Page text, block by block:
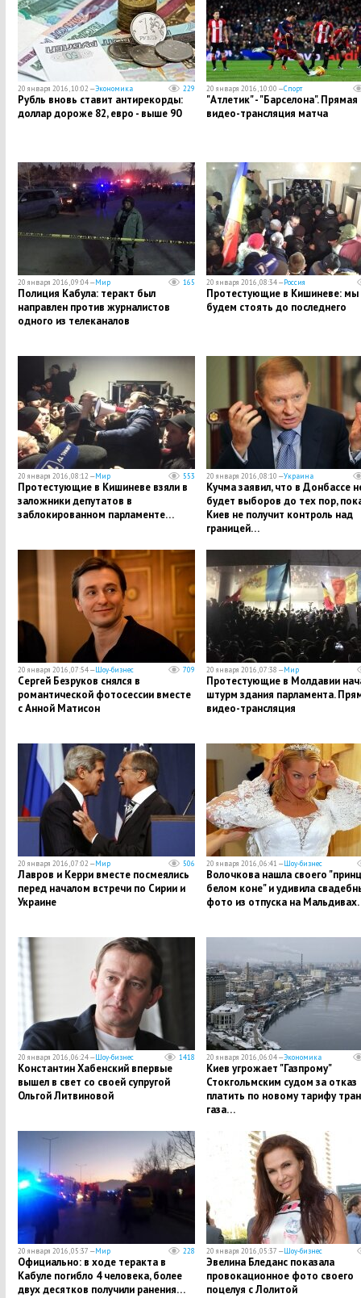
20 января 2016, 10:02 —Экономика 229
Рубль вновь ставит антирекорды:
доллар дороже 82, евро - выше 90
20 января 2016, 10:00 —Спорт
"Атлетик" - "Барселона". Прямая
видео-трансляция матча
20 января 2016, 09:04 —Мир 165
Полиция Кабула: теракт был
направлен против журналистов
одного из телеканалов
20 января 2016, 08:34 —Россия
Протестующие в Кишиневе: мы
будем стоять до последнего
20 января 2016, 08:12 —Мир 553
Протестующие в Кишиневе взяли в
заложники депутатов в
заблокированном парламенте…
20 января 2016, 08:10 —Украина
Кучма заявил, что в Донбассе
будет выборов до тех пор,
Киев не получит контроль над
границей…
20 января 2016, 07:54 —Шоу-бизнес 709
Сергей Безруков снялся в
романтической фотосессии вместе
с Анной Матисон
20 января 2016, 07:38 —Мир
Протестующие в Молдавии
штурм здания парламента.
видео-трансляция
20 января 2016, 07:02 —Мир 506
Лавров и Керри вместе посмеялись
перед началом встречи по Сирии и
Украине
20 января 2016, 06:41 —Шоу-бизнес
Волочкова нашла своего
белом коне" и удивила
фото из отпуска на
20 января 2016, 06:24 —Шоу-бизнес 1418
Константин Хабенский впервые
вышел в свет со своей супругой
Ольгой Литвиновой
20 января 2016, 06:04 —Экономика
Киев угрожает "Газпрому"
Стокгольмским судом за отказ
платить по новому тарифу
газа…
20 января 2016, 05:37 —Мир 228
Официально: в ходе теракта в
Кабуле погибло 4 человека, более
двух десятков получили ранения…
20 января 2016, 05:37 —Шоу-бизнес
Эвелина Бледанс показала
провокационное фото своего
поцелуя с Лолитой